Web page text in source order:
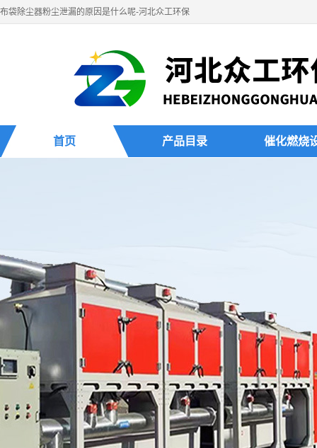
布袋除尘器粉尘泄漏的原因是什么呢-河北众工环保
首页 产品目录 催化燃烧